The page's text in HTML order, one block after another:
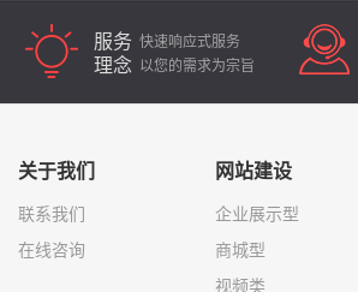
服务
理念
快速响应式服务
以您的需求为宗旨
关于我们
联系我们
在线咨询
网站建设
企业展示型
商城型
视频类